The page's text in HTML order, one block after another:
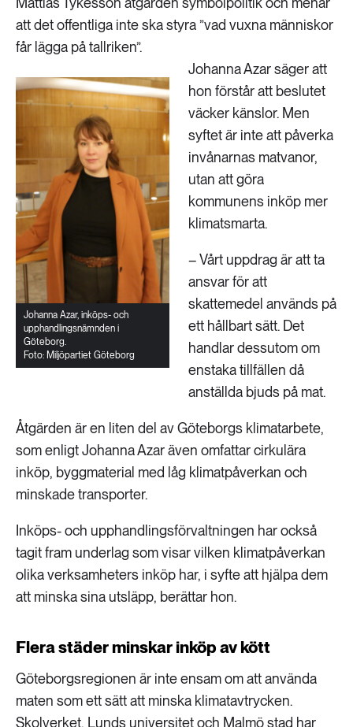
att det offentliga inte ska styra ”vad vuxna människor
får lägga på tallriken”.
Johanna Azar, inköps- och
upphandlingsnämnden i
Göteborg.
Foto: Miljöpartiet Göteborg
Johanna Azar säger att
hon förstår att beslutet
väcker känslor. Men
syftet är inte att påverka
invånarnas matvanor,
utan att göra
kommunens inköp mer
klimatsmarta.
– Vårt uppdrag är att ta
ansvar för att
skattemedel används på
ett hållbart sätt. Det
handlar dessutom om
enstaka tillfällen då
anställda bjuds på mat.
Åtgärden är en liten del av Göteborgs klimatarbete,
som enligt Johanna Azar även omfattar cirkulära
inköp, byggmaterial med låg klimatpåverkan och
minskade transporter.
Inköps- och upphandlingsförvaltningen har också
tagit fram underlag som visar vilken klimatpåverkan
olika verksamheters inköp har, i syfte att hjälpa dem
att minska sina utsläpp, berättar hon.
Flera städer minskar inköp av kött
Göteborgsregionen är inte ensam om att använda
maten som ett sätt att minska klimatavtrycken.
Skolverket, Lunds universitet och Malmö stad har